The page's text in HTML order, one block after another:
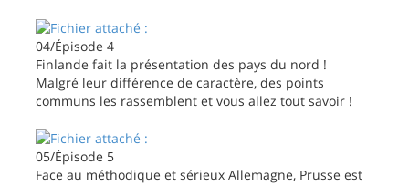
04/Épisode 4
Finlande fait la présentation des pays du nord !
Malgré leur différence de caractère, des points
communs les rassemblent et vous allez tout savoir !
05/Épisode 5
Face au méthodique et sérieux Allemagne, Prusse est